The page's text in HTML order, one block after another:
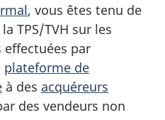
, vous êtes tenu de
TPS/TVH sur les
par
plateforme de
à des acquéreurs
des vendeurs non